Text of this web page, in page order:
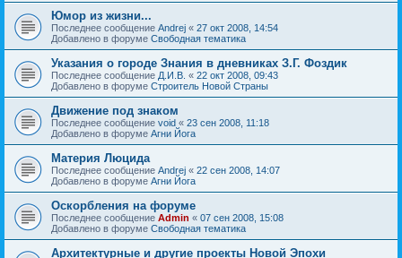
Юмор из жизни...
Последнее сообщение Andrej « 27 окт 2008, 14:54
Добавлено в форуме Свободная тематика
Указания о городе Знания в дневниках З.Г. Фоздик
Последнее сообщение Д.И.В. « 22 окт 2008, 09:43
Добавлено в форуме Строитель Новой Страны
Движение под знаком
Последнее сообщение void « 23 сен 2008, 11:18
Добавлено в форуме Агни Йога
Материя Люцида
Последнее сообщение Andrej « 22 сен 2008, 14:07
Добавлено в форуме Агни Йога
Оскорбления на форуме
Последнее сообщение Admin « 07 сен 2008, 15:08
Добавлено в форуме Свободная тематика
Архитектурные и другие проекты Новой Эпохи